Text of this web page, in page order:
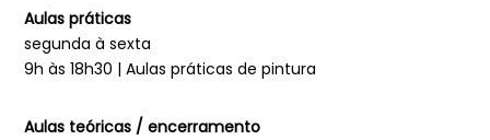
Aulas práticas
segunda à sexta
9h às 18h30 | Aulas práticas de pintura
Aulas teóricas / encerramento